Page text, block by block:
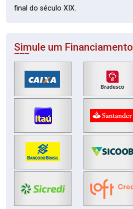
final do século XIX.
Simule um Financiamento